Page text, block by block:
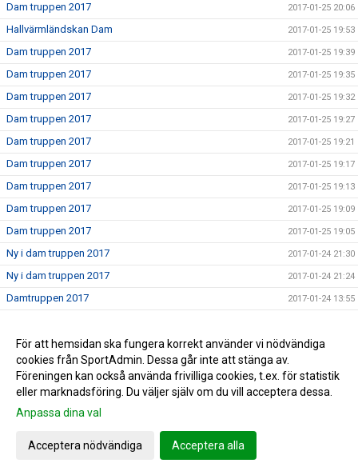
Dam truppen 2017 2017-01-25 20:06
Hallvärmländskan Dam 2017-01-25 19:53
Dam truppen 2017 2017-01-25 19:39
Dam truppen 2017 2017-01-25 19:35
Dam truppen 2017 2017-01-25 19:32
Dam truppen 2017 2017-01-25 19:27
Dam truppen 2017 2017-01-25 19:21
Dam truppen 2017 2017-01-25 19:17
Dam truppen 2017 2017-01-25 19:13
Dam truppen 2017 2017-01-25 19:09
Dam truppen 2017 2017-01-25 19:05
Ny i dam truppen 2017 2017-01-24 21:30
Ny i dam truppen 2017 2017-01-24 21:24
Damtruppen 2017 2017-01-24 13:55
Nu börjar vi sätta truppen 2017 2017-01-24 00:17
Nu laddar vi för 2017 2017-01-24 00:14
Gå till Webbversion
För att hemsidan ska fungera korrekt använder vi nödvändiga
cookies från SportAdmin. Dessa går inte att stänga av.
Föreningen kan också använda frivilliga cookies, t.ex. för statistik
eller marknadsföring. Du väljer själv om du vill acceptera dessa.
Anpassa dina val
Acceptera nödvändiga Acceptera alla